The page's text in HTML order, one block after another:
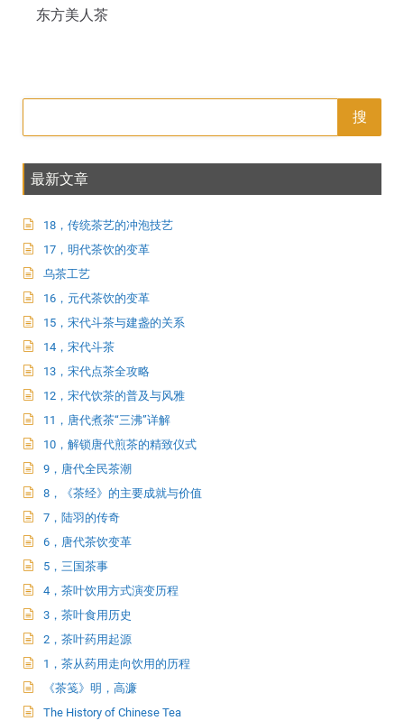
东方美人茶
搜
最新文章
18，传统茶艺的冲泡技艺
17，明代茶饮的变革
乌茶工艺
16，元代茶饮的变革
15，宋代斗茶与建盏的关系
14，宋代斗茶
13，宋代点茶全攻略
12，宋代饮茶的普及与风雅
11，唐代煮茶“三沸”详解
10，解锁唐代煎茶的精致仪式
9，唐代全民茶潮
8，《茶经》的主要成就与价值
7，陆羽的传奇
6，唐代茶饮变革
5，三国茶事
4，茶叶饮用方式演变历程
3，茶叶食用历史
2，茶叶药用起源
1，茶从药用走向饮用的历程
《茶笺》明，高濂
The History of Chinese Tea